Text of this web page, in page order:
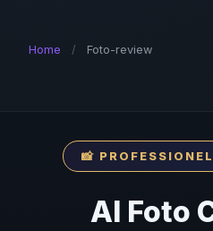
Home / Foto-review
📸
AI Foto